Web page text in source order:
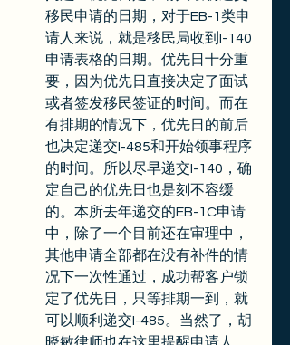
移民申请的日期，对于EB-1类申
请人来说，就是移民局收到I-140
申请表格的日期。优先日十分重
要，因为优先日直接决定了面试
或者签发移民签证的时间。而在
有排期的情况下，优先日的前后
也决定递交I-485和开始领事程序
的时间。所以尽早递交I-140，确
定自己的优先日也是刻不容缓
的。本所去年递交的EB-1C申请
中，除了一个目前还在审理中，
其他申请全部都在没有补件的情
况下一次性通过，成功帮客户锁
定了优先日，只等排期一到，就
可以顺利递交I-485。当然了，胡